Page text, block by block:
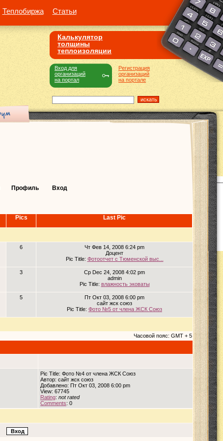
Теплобиржа Статьи
Калькулятор
толщины
теплоизоляции
Регистрация
организаций
на портале
Вход для
организаций
на портал
Профиль Вход
Pics Last Pic
6
Чт Фев 14, 2008 6:24 pm
Доцент
Pic Title: Фотоотчет с Тюменской выс...
3
Ср Dec 24, 2008 4:02 pm
admin
Pic Title: влажность эковаты
5
Пт Окт 03, 2008 6:00 pm
сайт жск союз
Pic Title: Фото №5 от члена ЖСК Союз
Часовой пояс: GMT + 5
Pic Title: Фото №4 от члена ЖСК Союз
Автор: сайт жск союз
Добавлено: Пт Окт 03, 2008 6:00 pm
View: 67745
Rating: not rated
Comments: 0